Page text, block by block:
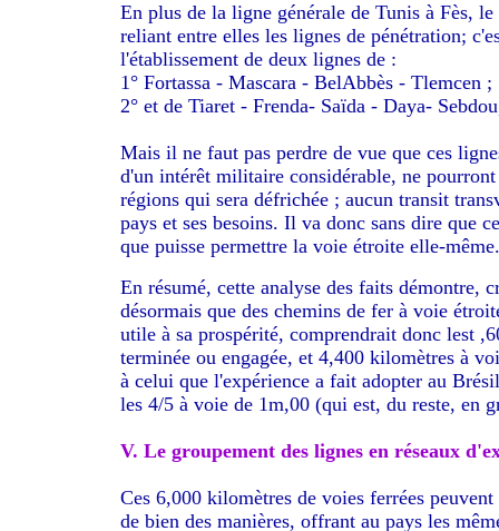
En plus de la ligne générale de Tunis à Fès,
reliant entre elles les lignes de pénétration;
l'établissement de deux lignes de :
1° Fortassa - Mascara - BelAbbès - Tlemcen ;
2° et de Tiaret - Frenda- Saïda - Daya-
Mais il ne faut pas perdre de vue que ces
d'un intérêt militaire considérable, ne
régions qui sera défrichée ; aucun transit
pays et ses besoins. Il va donc sans dire que
que puisse permettre la voie étroite elle-même.
En résumé, cette analyse des faits démontre,
désormais que des chemins de fer à voie
utile à sa prospérité, comprendrait donc lest
terminée ou engagée, et 4,400 kilomètres à
à celui que l'expérience a fait adopter au
les 4/5 à voie de 1m,00 (qui est, du reste, en
V. Le groupement des lignes en réseaux
Ces 6,000 kilomètres de voies ferrées
de bien des manières, offrant au pays les